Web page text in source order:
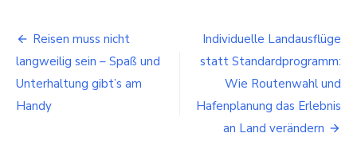
in
Das
Winterspektakel
Hamburg
&
Geheimtipp
Beitragsnavigation
Reisen muss nicht
langweilig sein – Spaß und
Unterhaltung gibt’s am
Handy
Individuelle Landausflüge
statt Standardprogramm:
Wie Routenwahl und
Hafenplanung das Erlebnis
an Land verändern